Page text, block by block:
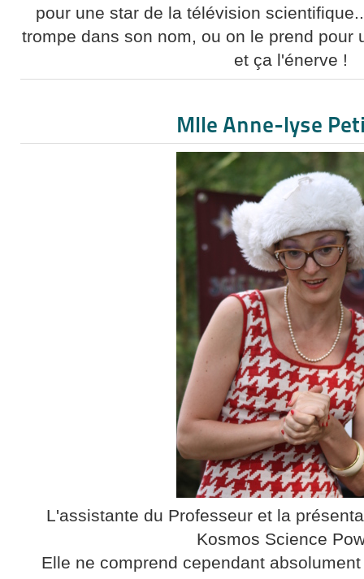
pour une star de la télévision
trompe dans son nom, ou on le prend pour
et ça l'énerve !
Mlle Anne-lyse
L'assistante du Professeur et la
Kosmos Science
Elle ne comprend cependant